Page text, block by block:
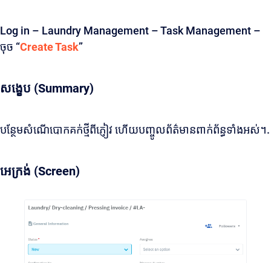
Log in – Laundry Management – Task Management –
ចុច “Create Task”
សង្ខេប (Summary)
បន្ថែមសំណើបោកគក់ថ្មីពីភ្ញៀវ ហើយបញ្ចូលព័ត៌មានពាក់ព័ន្ធទាំងអស់។.
អេក្រង់ (Screen)